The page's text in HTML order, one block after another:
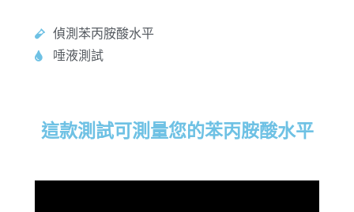
偵測苯丙胺酸水平
唾液測試
這款測試可測量您的苯丙胺酸水平